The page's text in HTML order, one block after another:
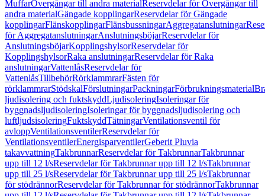
MuffarÖvergångar till andra materialReservdelar för Övergångar till
andra materialGängade kopplingarReservdelar för Gängade
kopplingarFlänskopplingarFlänsbussningarAggregatanslutningar
för AggregatanslutningarAnslutningsböjarReservdelar för
AnslutningsböjarKopplingshylsorReservdelar för
KopplingshylsorRaka anslutningarReservdelar för Raka
anslutningarVattenlåsReservdelar för
VattenlåsTillbehörRörklammrarFästen för
rörklammrarStödskalFörslutningarPackningarFörbrukningsmaterial
ljudisolering och fuktskyddLjudisoleringIsoleringar för
byggnadsljudisoleringIsoleringar för byggnadsljudisolering och
luftljudsisoleringFuktskyddTätningarVentilationsventil för
avloppVentilationsventilerReservdelar för
VentilationsventilerEnergisparventilerGeberit Pluvia
takavvattningTakbrunnarReservdelar för TakbrunnarTakbrunnar
upp till 12 l/sReservdelar för Takbrunnar upp till 12 l/sTakbrunnar
upp till 25 l/sReservdelar för Takbrunnar upp till 25 l/sTakbrunnar
för stödrännorReservdelar för Takbrunnar för stödrännorTakbrunnar